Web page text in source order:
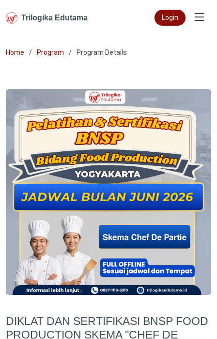
Trilogika Edutama Login
Home Program Program Details
DIKLAT DAN SERTIFIKASI BNSP FOOD
PRODUCTION SKEMA "CHEF DE